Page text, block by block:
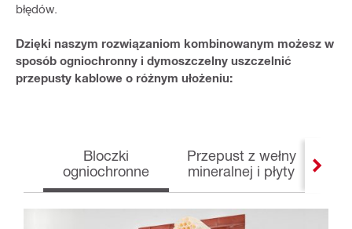
błędów.
Dzięki naszym rozwiązaniom kombinowanym możesz w
sposób ogniochronny i dymoszczelny uszczelnić
przepusty kablowe o różnym ułożeniu:
Bloczki
ogniochronne
Przepust z wełny
mineralnej i płyty